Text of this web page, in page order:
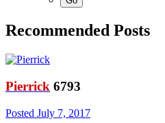
Recommended Posts
Pierrick 6793
Posted July 7, 2017